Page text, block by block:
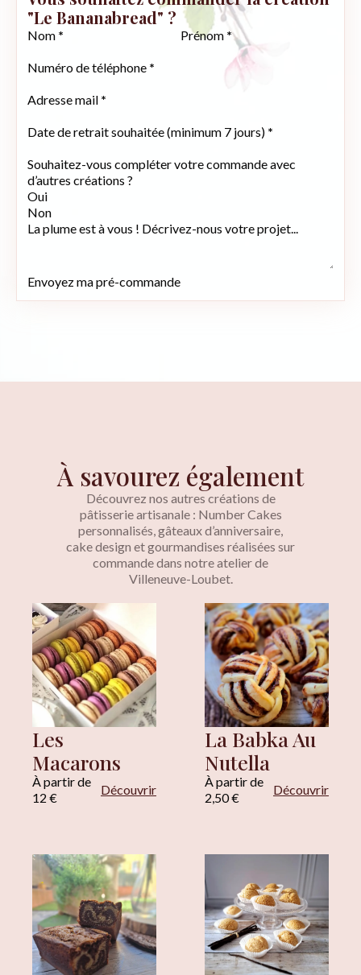
"Le Bananabread" ?
Section
Nom * Prénom *
Numéro de téléphone *
Adresse mail *
Date de retrait souhaitée (minimum 7 jours) *
Souhaitez-vous compléter votre commande avec
d’autres créations ?
Oui
Non
La plume est à vous ! Décrivez-nous votre projet...
Envoyez ma pré-commande
À savourez également
Découvrez nos autres créations de
pâtisserie artisanale : Number Cakes
personnalisés, gâteaux d’anniversaire,
cake design et gourmandises réalisées sur
commande dans notre atelier de
Villeneuve-Loubet.
Les
Macarons
À partir de
12 €
Découvrir
La Babka Au
Nutella
À partir de
2,50 €
Découvrir